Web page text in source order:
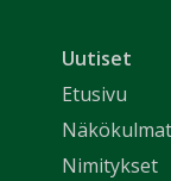
Uutiset
Etusivu
Näkökulmat
Nimitykset